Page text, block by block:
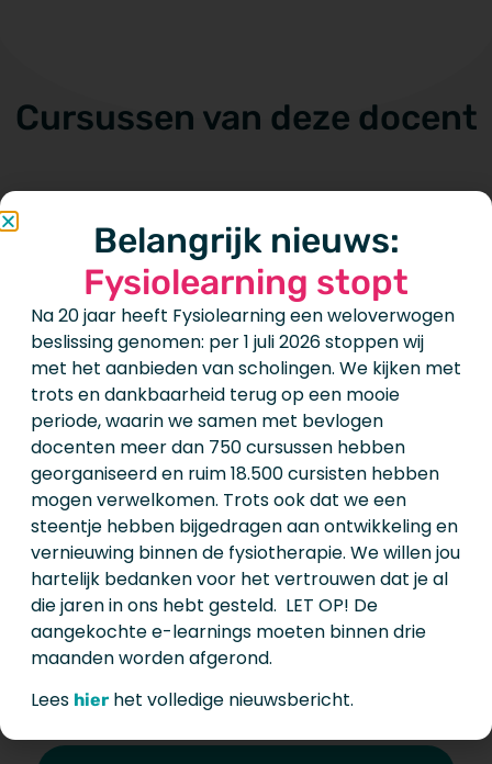
Cursussen van deze docent
Niets gevonden
Wat wil je doen?
Neem contact met ons op
Belangrijk nieuws:
Fysiolearning stopt
Na 20 jaar heeft Fysiolearning een weloverwogen
beslissing genomen: per 1 juli 2026 stoppen wij
met het aanbieden van scholingen. We kijken met
trots en dankbaarheid terug op een mooie
periode, waarin we samen met bevlogen
docenten meer dan 750 cursussen hebben
georganiseerd en ruim 18.500 cursisten hebben
mogen verwelkomen. Trots ook dat we een
steentje hebben bijgedragen aan ontwikkeling en
vernieuwing binnen de fysiotherapie. We willen jou
hartelijk bedanken voor het vertrouwen dat je al
die jaren in ons hebt gesteld. LET OP! De
aangekochte e-learnings moeten binnen drie
maanden worden afgerond.
Lees hier het volledige nieuwsbericht.